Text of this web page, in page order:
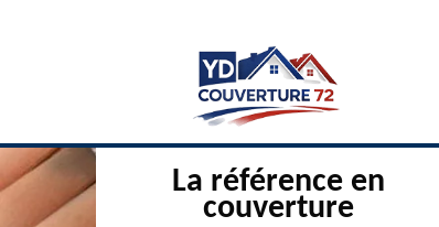
La référence en
couverture